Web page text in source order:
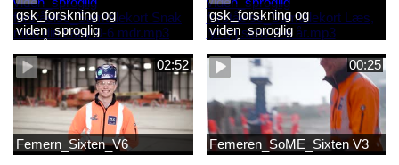
gsk_forskning og
viden_sproglig
forståelse_Samtalekort Snak
med din baby 0-6 mdr.mp3
gsk_forskning og
viden_sproglig
forståelse_Samtalekort Læs,
lyt og skriv 3-6 år.mp3
02:52
Femern_Sixten_V6
00:25
Femeren_SoME_Sixten V3